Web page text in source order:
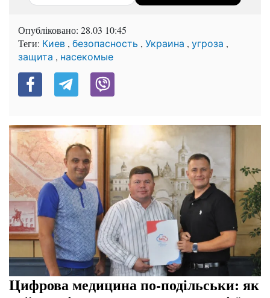
Опубліковано: 28.03 10:45
Теги: Киев , безопасность , Украина , угроза ,
защита , насекомые
Цифрова медицина по-подільськи: як